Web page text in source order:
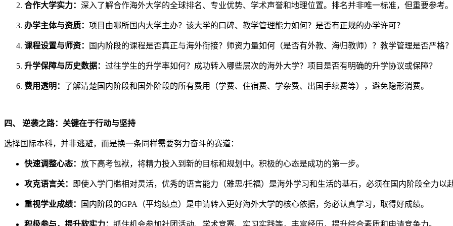
合作大学实力： 深入了解合作海外大学的全球排名、专业优势、学术声誉和地理位置。排名并非唯一标准，但重要参考。
办学主体与资质： 项目由哪所国内大学主办？该大学的口碑、教学管理能力如何？是否有正规的办学许可？
课程设置与师资： 国内阶段的课程是否真正与海外衔接？师资力量如何（是否有外教、海归教师）？教学管理是否严格？
升学保障与历史数据： 过往学生的升学率如何？成功转入哪些层次的海外大学？项目是否有明确的升学协议或保障？
费用透明： 了解清楚国内阶段和国外阶段的所有费用（学费、住宿费、学杂费、出国手续费等），避免隐形消费。
四、 逆袭之路：关键在于行动与坚持
选择国际本科，并非逃避，而是换一条同样需要努力奋斗的赛道：
快速调整心态： 放下高考包袱，将精力投入到新的目标和规划中。积极的心态是成功的第一步。
攻克语言关： 即使入学门槛相对灵活，优秀的语言能力（雅思/托福）是海外学习和生活的基石，必须在国内阶段全力以
重视学业成绩： 国内阶段的GPA（平均绩点）是申请转入更好海外大学的核心依据，务必认真学习，取得好成绩。
积极参与，提升软实力： 抓住机会参加社团活动、学术竞赛、实习实践等，丰富经历，提升综合素质和申请竞争力。